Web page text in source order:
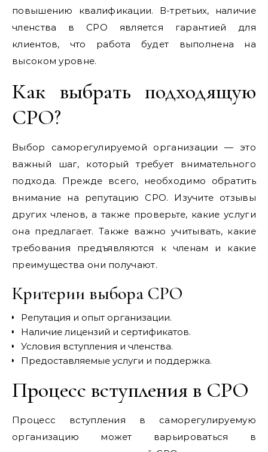
повышению квалификации. В-третьих, наличие
членства в СРО является гарантией для
клиентов, что работа будет выполнена на
высоком уровне.
Как выбрать подходящую
СРО?
Выбор саморегулируемой организации — это
важный шаг, который требует внимательного
подхода. Прежде всего, необходимо обратить
внимание на репутацию СРО. Изучите отзывы
других членов, а также проверьте, какие услуги
она предлагает. Также важно учитывать, какие
требования предъявляются к членам и какие
преимущества они получают.
Критерии выбора СРО
Репутация и опыт организации.
Наличие лицензий и сертификатов.
Условия вступления и членства.
Предоставляемые услуги и поддержка.
Процесс вступления в СРО
Процесс вступления в саморегулируемую
организацию может варьироваться в